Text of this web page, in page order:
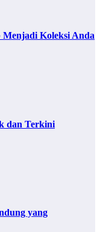
Koleksi Anda
dan Terkini
yang